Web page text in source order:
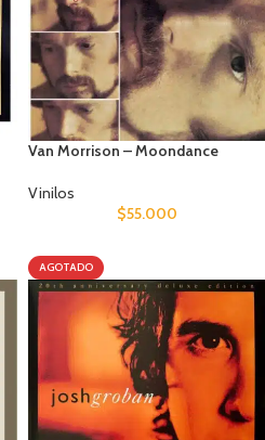
Van Morrison – Moondance
Vinilos
$55.000
AGOTADO